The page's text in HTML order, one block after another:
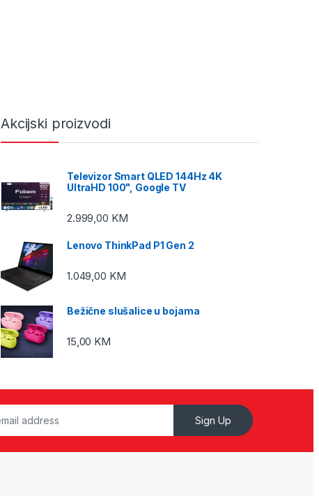
Akcijski proizvodi
Televizor Smart QLED 144Hz 4K
UltraHD 100", Google TV
2.999,00 KM
Lenovo ThinkPad P1 Gen 2
1.049,00 KM
Bežične slušalice u bojama
15,00 KM
Sign Up